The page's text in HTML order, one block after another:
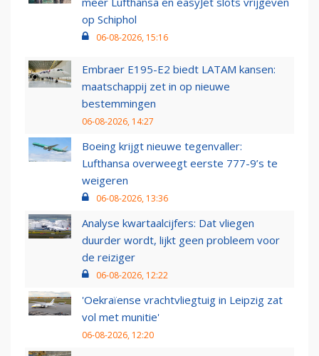
op Schiphol
06-08-2026, 15:16
Embraer E195-E2 biedt LATAM kansen:
maatschappij zet in op nieuwe
bestemmingen
06-08-2026, 14:27
Boeing krijgt nieuwe tegenvaller:
Lufthansa overweegt eerste 777-9’s te
weigeren
06-08-2026, 13:36
Analyse kwartaalcijfers: Dat vliegen
duurder wordt, lijkt geen probleem voor
de reiziger
06-08-2026, 12:22
'Oekraïense vrachtvliegtuig in Leipzig zat
vol met munitie'
06-08-2026, 12:20